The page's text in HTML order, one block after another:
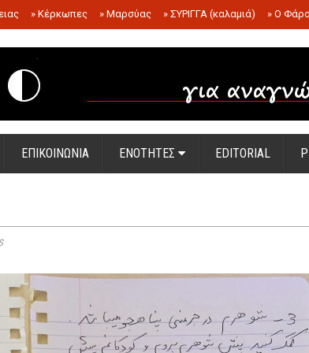
» Κέρκωπες » Μαρσύας » ΣΥΡΙΓΓΑ (καλαμιά) » Ο
.
ΕΠΙΚΟΙΝΩΝΙΑ ΕΝΟΤΗΤΕΣ EDITORIAL